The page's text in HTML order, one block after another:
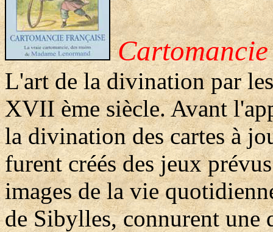
L'art de la divination par
XVII ème siècle. Avant
la divination des cartes à
furent créés des jeux
images de la vie
de Sibylles, connurent